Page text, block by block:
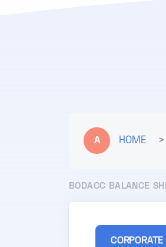
A HOME >
BODACC BALANCE
CORPORATE